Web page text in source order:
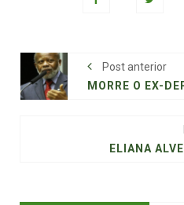
Post anterior